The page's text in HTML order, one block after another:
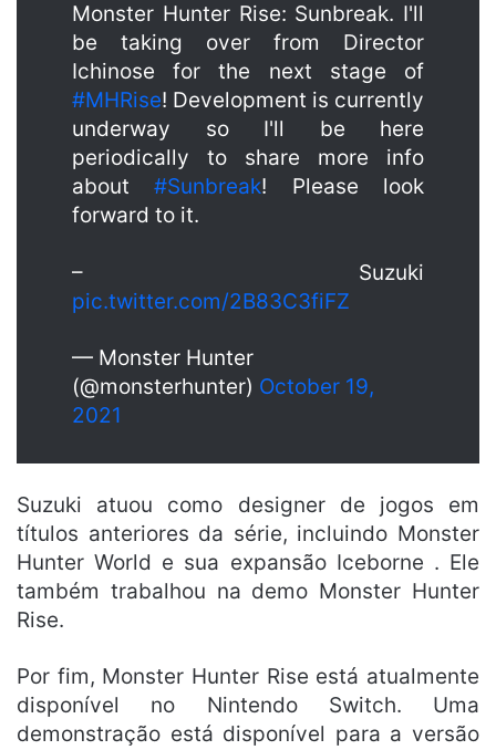
Monster Hunter Rise: Sunbreak. I'll
be taking over from Director
Ichinose for the next stage of
#MHRise! Development is currently
underway so I'll be here
periodically to share more info
about#Sunbreak! Please look
forward to it.
– Suzuki
pic.twitter.com/2B83C3fiFZ
— Monster Hunter
(@monsterhunter) October 19,
2021
Suzuki atuou como designer de jogos em
títulos anteriores da série, incluindo Monster
Hunter World e sua expansão Iceborne . Ele
também trabalhou na demo Monster Hunter
Rise.
Por fim, Monster Hunter Rise está atualmente
disponível no Nintendo Switch. Uma
demonstração está disponível para a versão